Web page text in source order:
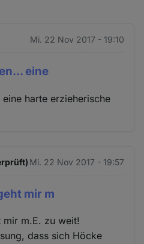
Mi. 22 Nov 2017 - 19:10
eine
harte erzieherische
Mi. 22 Nov 2017 - 19:57
mir m
mir m.E. zu weit!
dass sich Höcke